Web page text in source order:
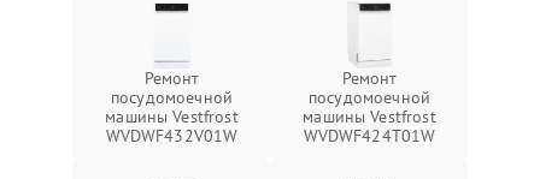
Ремонт
посудомоечной
машины Vestfrost
WVDWF432V01W
Ремонт
посудомоечной
машины Vestfrost
WVDWF424T01W